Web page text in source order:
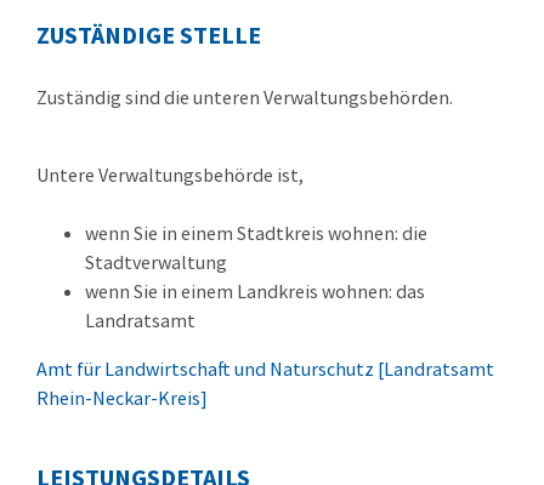
ZUSTÄNDIGE STELLE
Zuständig sind die unteren Verwaltungsbehörden.
Untere Verwaltungsbehörde ist,
wenn Sie in einem Stadtkreis wohnen: die
Stadtverwaltung
wenn Sie in einem Landkreis wohnen: das
Landratsamt
Amt für Landwirtschaft und Naturschutz [Landratsamt
Rhein-Neckar-Kreis]
LEISTUNGSDETAILS